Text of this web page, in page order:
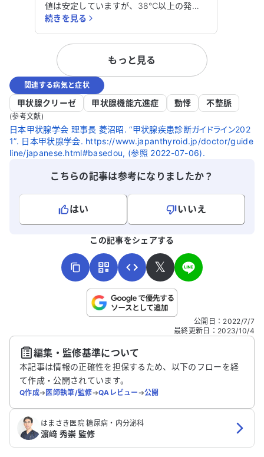
値は安定していますが、38℃以上の発熱
が10日ほど続いています。この発熱の原因
について、どのように対処すればよいので
しょうか？なお、血液検査で炎症や甲状腺
ホルモンの異常がないかは確認しました。
発熱以外の症状としては、腕とお腹に若干
の赤い湿疹がありますが、痒みはありませ
ん。体温は高いものの、日常生活に支障は
なく、食欲もあり、夜もよく眠れていま
す。咳や鼻水、関節の痛みもありません。
内科で診察を受けましたが、原因は特定で
きず、コロナやインフルエンザも陰性でし
続きを見る
もっと見る
関連する病気と症状
甲状腺クリーゼ 甲状腺機能亢進症 動悸 不整脈
(参考文献)
日本甲状腺学会 理事長 菱沼昭. “甲状腺疾患診断ガイドライン202
1”. 日本甲状腺学会. https://www.japanthyroid.jp/doctor/guide
line/japanese.html#basedou, (参照 2022-07-06).
こちらの記事は参考になりましたか？
はい
いいえ
こちらは送信専用のフォームです。氏名やご自身の病気の詳細な
送信する
この記事をシェアする
𝕏
公開日 ： 2022/7/7
最終更新日 ： 2023/10/4
編集・監修基準について
本記事は情報の正確性を担保するため、以下のフローを経
て作成・公開されています。
Q作成➔医師執筆/監修➔QAレビュー➔公開
はまさき医院 糖尿病・内分泌科
濵﨑 秀崇 監修